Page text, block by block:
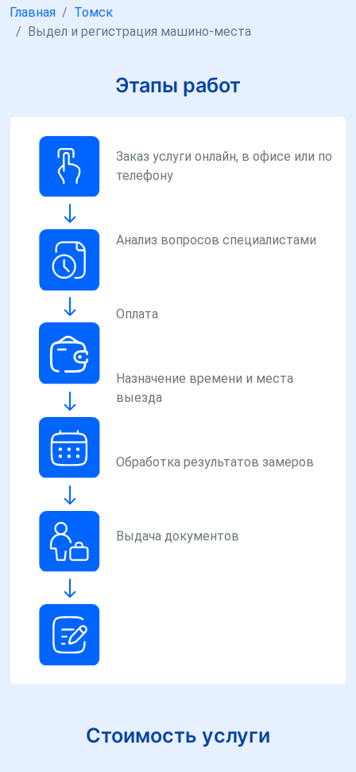
Главная
Томск
Выдел и регистрация машино-места
Этапы работ
Заказ услуги онлайн, в офисе или по
телефону
Анализ вопросов специалистами
Оплата
Назначение времени и места
выезда
Обработка результатов замеров
Выдача документов
Стоимость услуги